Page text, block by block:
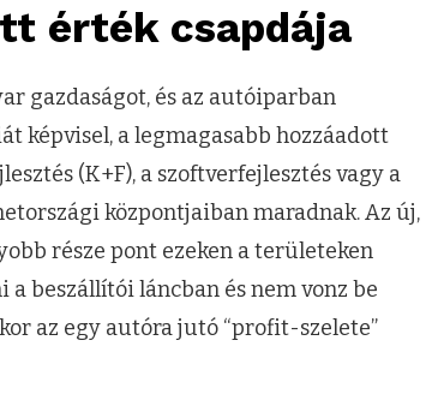
érték csapdája
gazdaságot, és az autóiparban
képvisel, a legmagasabb hozzáadott
(K+F), a szoftverfejlesztés vagy a
központjaiban maradnak. Az új,
része pont ezeken a területeken
beszállítói láncban és nem vonz be
az egy autóra jutó “profit-szelete”